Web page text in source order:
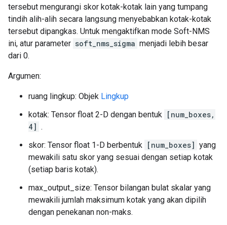
tersebut mengurangi skor kotak-kotak lain yang tumpang
tindih alih-alih secara langsung menyebabkan kotak-kotak
tersebut dipangkas. Untuk mengaktifkan mode Soft-NMS
ini, atur parameter soft_nms_sigma menjadi lebih besar
dari 0.
Argumen:
ruang lingkup: Objek Lingkup
kotak: Tensor float 2-D dengan bentuk [num_boxes,
4] .
skor: Tensor float 1-D berbentuk [num_boxes] yang
mewakili satu skor yang sesuai dengan setiap kotak
(setiap baris kotak).
max_output_size: Tensor bilangan bulat skalar yang
mewakili jumlah maksimum kotak yang akan dipilih
dengan penekanan non-maks.